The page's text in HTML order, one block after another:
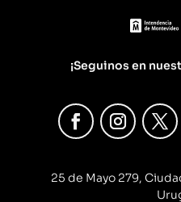
¡Seguinos en
25 de Mayo 279,